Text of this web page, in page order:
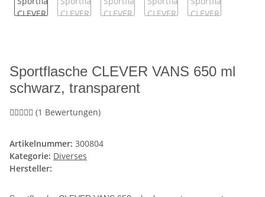
Sportflasche CLEVER VANS 650 ml
schwarz, transparent
(1 Bewertungen)
Artikelnummer: 300804
Kategorie: Diverses
Hersteller: